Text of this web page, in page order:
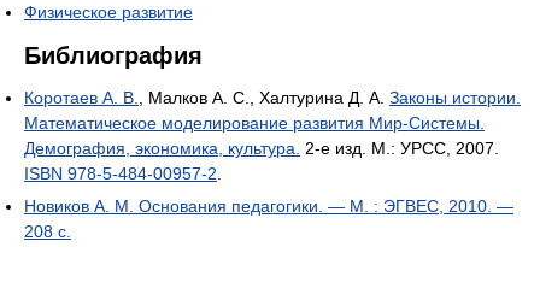
Физическое развитие
Библиография
Коротаев А. В. , Малков А. С., Халтурина Д. А. Законы истории.
Математическое моделирование развития Мир-Системы.
Демография, экономика, культура.
2-е изд. М.: УРСС, 2007.
ISBN 978-5-484-00957-2
Новиков А. М. Основания педагогики. — М. : ЭГВЕС, 2010. —
208 c.